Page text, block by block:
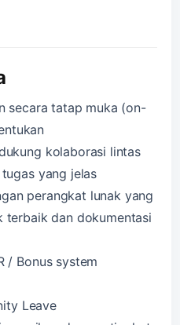
secara tatap muka (on-
kolaborasi lintas
yang jelas
perangkat lunak yang
terbaik dan dokumentasi
/ Bonus system
Leave